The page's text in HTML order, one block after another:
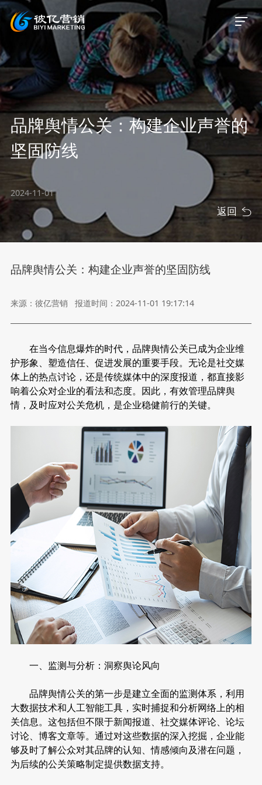
首页
关于我们
服务案例
新闻资讯
品牌舆情公关：构建企业声誉的
坚固防线
2024-11-01
返回
品牌舆情公关：构建企业声誉的坚固防线
来源：彼亿营销 报道时间：2024-11-01 19:17:14
在当今信息爆炸的时代，品牌舆情公关已成为企业维
护形象、塑造信任、促进发展的重要手段。无论是社交媒
体上的热点讨论，还是传统媒体中的深度报道，都直接影
响着公众对企业的看法和态度。因此，有效管理品牌舆
情，及时应对公关危机，是企业稳健前行的关键。
一、监测与分析：洞察舆论风向
品牌舆情公关的第一步是建立全面的监测体系，利用
大数据技术和人工智能工具，实时捕捉和分析网络上的相
关信息。这包括但不限于新闻报道、社交媒体评论、论坛
讨论、博客文章等。通过对这些数据的深入挖掘，企业能
够及时了解公众对其品牌的认知、情感倾向及潜在问题，
为后续的公关策略制定提供数据支持。